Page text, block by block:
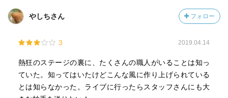
やしちさん フォロー
3 2019.04.14
熱狂のステージの裏に、たくさんの職人がいることは知っ
ていた。知ってはいたけどこんな風に作り上げられている
とは知らなかった。ライブに行ったらスタッフさんにも大